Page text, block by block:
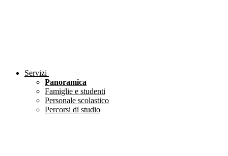
Servizi
Panoramica
Famiglie e studenti
Personale scolastico
Percorsi di studio